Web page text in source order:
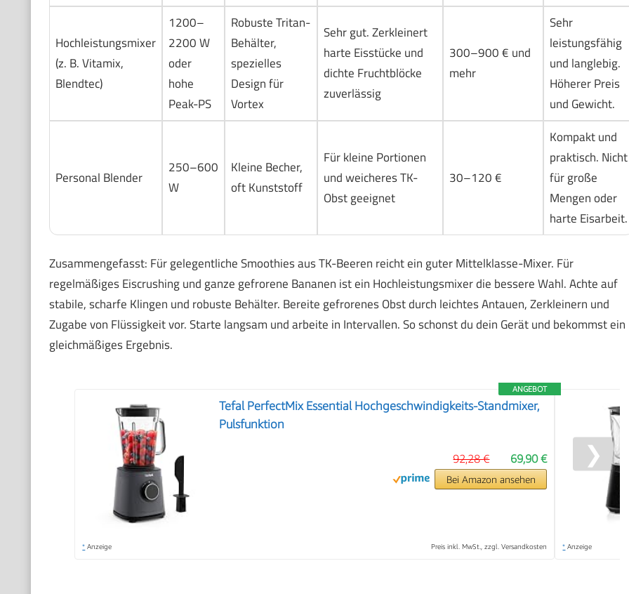
Hochleistungsmixer
(z. B. Vitamix,
Blendtec)
1200–
2200 W
oder
hohe
Peak-PS
Robuste Tritan-
Behälter,
spezielles
Design für
Vortex
Sehr gut. Zerkleinert
harte Eisstücke und
dichte Fruchtblöcke
zuverlässig
300–900 € und
mehr
Sehr
leistungsfähig
und langlebig.
Höherer Preis
und Gewicht.
Personal Blender
250–600
W
Kleine Becher,
oft Kunststoff
Für kleine Portionen
und weicheres TK-
Obst geeignet
30–120 €
Kompakt und
praktisch. Nicht
für große
Mengen oder
harte Eisarbeit.
Zusammengefasst: Für gelegentliche Smoothies aus TK-Beeren reicht ein guter Mittelklasse-Mixer. Für
regelmäßiges Eiscrushing und ganze gefrorene Bananen ist ein Hochleistungsmixer die bessere Wahl. Achte auf
stabile, scharfe Klingen und robuste Behälter. Bereite gefrorenes Obst durch leichtes Antauen, Zerkleinern und
Zugabe von Flüssigkeit vor. Starte langsam und arbeite in Intervallen. So schonst du dein Gerät und bekommst ein
gleichmäßiges Ergebnis.
ANGEBOT
Tefal PerfectMix Essential Hochgeschwindigkeits-Standmixer,
Pulsfunktion
69,90 €
92,28 €
Bei Amazon ansehen
* Anzeige Preis inkl. MwSt., zzgl. Versandkosten * Anzeige
❯